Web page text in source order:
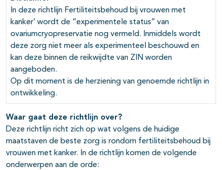
In deze richtlijn Fertiliteitsbehoud bij vrouwen met
kanker’ wordt de “experimentele status” van
ovariumcryopreservatie nog vermeld. Inmiddels wordt
deze zorg niet meer als experimenteel beschouwd en
kan deze binnen de reikwijdte van ZIN worden
aangeboden.
Op dit moment is de herziening van genoemde richtlijn in
ontwikkeling.
Waar gaat deze richtlijn over?
Deze richtlijn richt zich op wat volgens de huidige
maatstaven de beste zorg is rondom fertiliteitsbehoud bij
vrouwen met kanker. In de richtlijn komen de volgende
onderwerpen aan de orde: